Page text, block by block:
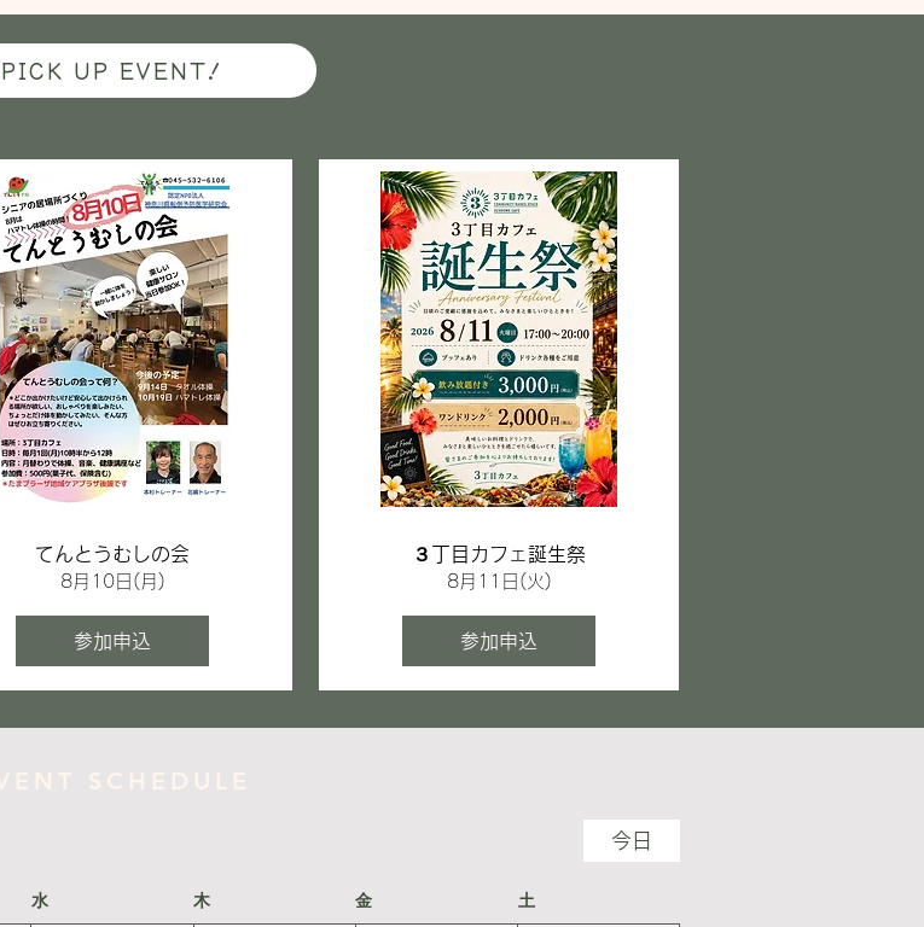
PICK UP EVENT!
てんとうむしの会
8月10日(月)
参加申込
３丁目カフェ誕生祭
8月11日(火)
参加申込
今日
水 木 金 土